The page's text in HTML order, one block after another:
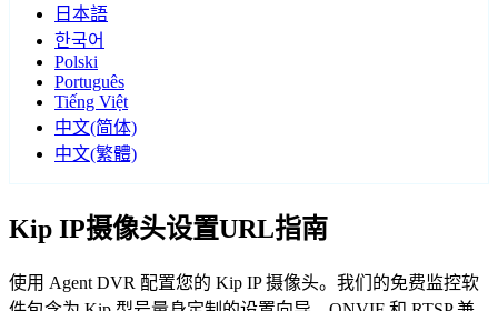
日本語
한국어
Polski
Português
Tiếng Việt
中文(简体)
中文(繁體)
Kip IP摄像头设置URL指南
使用 Agent DVR 配置您的 Kip IP 摄像头。我们的免费监控软